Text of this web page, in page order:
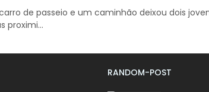
de passeio e um caminhão deixou dois
proximi...
RANDOM-POST